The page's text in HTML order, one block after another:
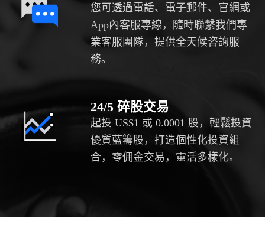
您可透過電話、電子郵件、官網或
App內客服專線，隨時聯繫我們專
業客服團隊，提供全天候咨詢服
務。
24/5 碎股交易
起投 US$1 或 0.0001 股，輕鬆投資
優質藍籌股，打造個性化投資組
合，零佣金交易，靈活多樣化。